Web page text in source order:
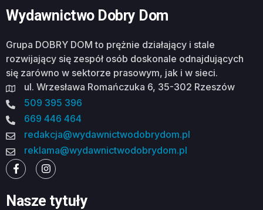
Wydawnictwo Dobry Dom
Grupa DOBRY DOM to prężnie działający i stale
rozwijający się zespół osób doskonale odnajdujących
się zarówno w sektorze prasowym, jak i w sieci.
ul. Wrzesława Romańczuka 6, 35-302 Rzeszów
509 395 396
669 446 464
redakcja@wydawnictwodobrydom.pl
reklama@wydawnictwodobrydom.pl
Nasze tytuły